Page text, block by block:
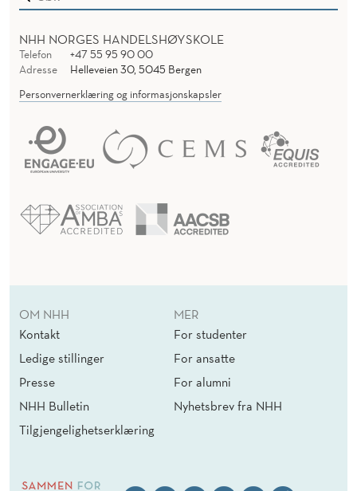
NHH NORGES HANDELSHØYSKOLE
Telefon
+47 55 95 90 00
Adresse
Helleveien 30, 5045 Bergen
Personvernerklæring og informasjonskapsler
OM NHH
Kontakt
Ledige stillinger
Presse
NHH Bulletin
Tilgjengelighetserklæring
MER
For studenter
For ansatte
For alumni
Nyhetsbrev fra NHH